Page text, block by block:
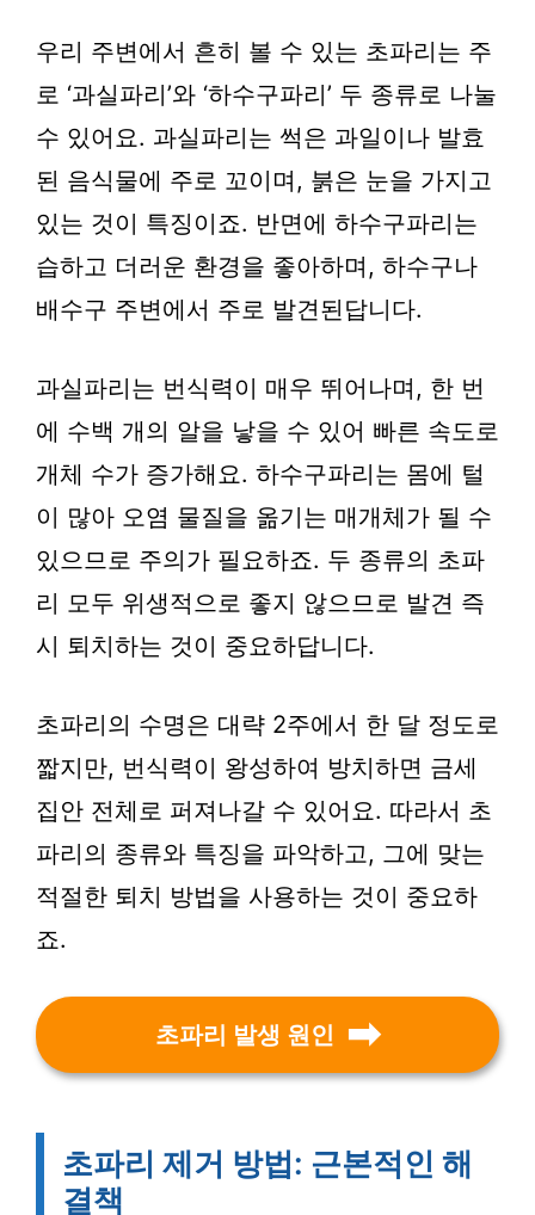
우리 주변에서 흔히 볼 수 있는 초파리는 주
로 ‘과실파리’와 ‘하수구파리’ 두 종류로 나눌
수 있어요. 과실파리는 썩은 과일이나 발효
된 음식물에 주로 꼬이며, 붉은 눈을 가지고
있는 것이 특징이죠. 반면에 하수구파리는
습하고 더러운 환경을 좋아하며, 하수구나
배수구 주변에서 주로 발견된답니다.
과실파리는 번식력이 매우 뛰어나며, 한 번
에 수백 개의 알을 낳을 수 있어 빠른 속도로
개체 수가 증가해요. 하수구파리는 몸에 털
이 많아 오염 물질을 옮기는 매개체가 될 수
있으므로 주의가 필요하죠. 두 종류의 초파
리 모두 위생적으로 좋지 않으므로 발견 즉
시 퇴치하는 것이 중요하답니다.
초파리의 수명은 대략 2주에서 한 달 정도로
짧지만, 번식력이 왕성하여 방치하면 금세
집안 전체로 퍼져나갈 수 있어요. 따라서 초
파리의 종류와 특징을 파악하고, 그에 맞는
적절한 퇴치 방법을 사용하는 것이 중요하
죠.
초파리 발생 원인
초파리 제거 방법: 근본적인 해
결책